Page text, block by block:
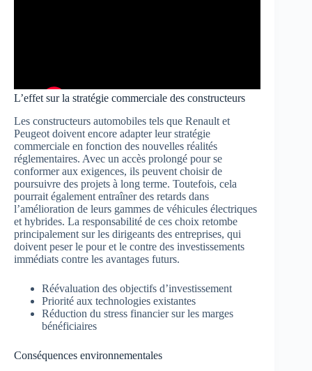
L’effet sur la stratégie commerciale des constructeurs
Les constructeurs automobiles tels que Renault et
Peugeot doivent encore adapter leur stratégie
commerciale en fonction des nouvelles réalités
réglementaires. Avec un accès prolongé pour se
conformer aux exigences, ils peuvent choisir de
poursuivre des projets à long terme. Toutefois, cela
pourrait également entraîner des retards dans
l’amélioration de leurs gammes de véhicules électriques
et hybrides. La responsabilité de ces choix retombe
principalement sur les dirigeants des entreprises, qui
doivent peser le pour et le contre des investissements
immédiats contre les avantages futurs.
Réévaluation des objectifs d’investissement
Priorité aux technologies existantes
Réduction du stress financier sur les marges
bénéficiaires
Conséquences environnementales